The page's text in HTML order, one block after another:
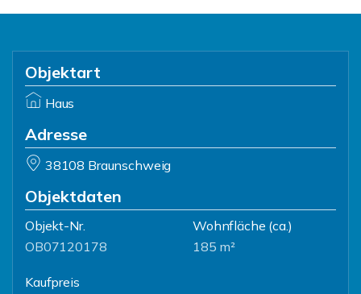
Objektart
Haus
Adresse
38108 Braunschweig
Objektdaten
Objekt-Nr.
OB07120178
Wohnfläche (ca.)
185 m²
Kaufpreis